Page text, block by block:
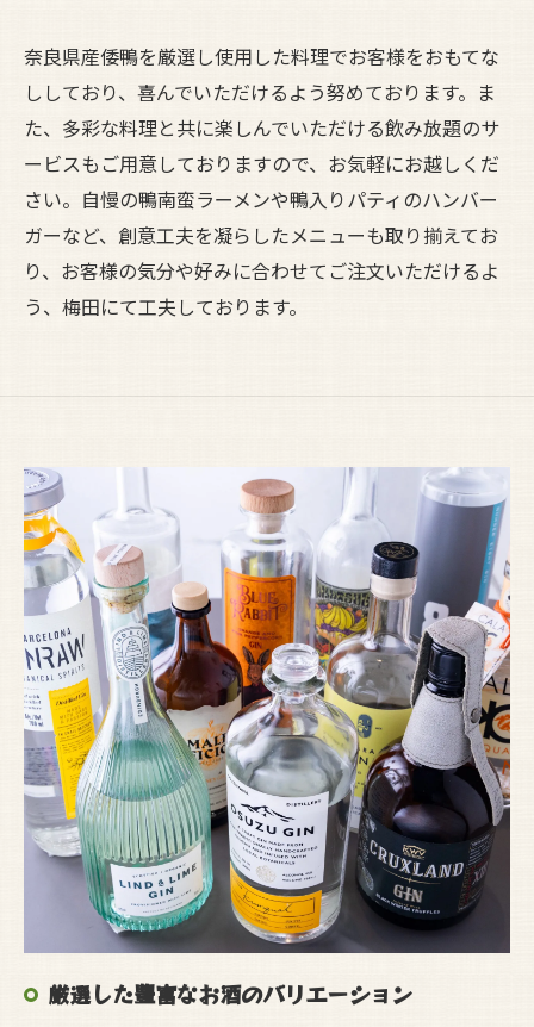
奈良県産倭鴨を厳選し使用した料理でお客様をおもてな
ししており、喜んでいただけるよう努めております。ま
た、多彩な料理と共に楽しんでいただける飲み放題のサ
ービスもご用意しておりますので、お気軽にお越しくだ
さい。自慢の鴨南蛮ラーメンや鴨入りパティのハンバー
ガーなど、創意工夫を凝らしたメニューも取り揃えてお
り、お客様の気分や好みに合わせてご注文いただけるよ
う、梅田にて工夫しております。
厳選した豊富なお酒のバリエーション